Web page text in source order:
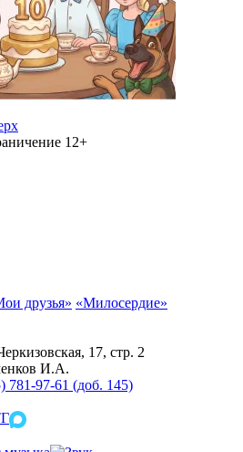
друзья» «Милосердие»
17, стр. 2
И.А.
781-97-61 (доб. 145)